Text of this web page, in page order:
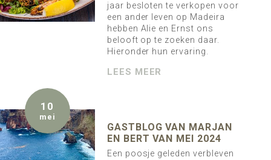
jaar besloten te verkopen voor
een ander leven op Madeira
hebben Alie en Ernst ons
belooft op te zoeken daar.
Hieronder hun ervaring.
LEES MEER
10
mei
GASTBLOG VAN MARJAN
EN BERT VAN MEI 2024
Een poosje geleden verbleven